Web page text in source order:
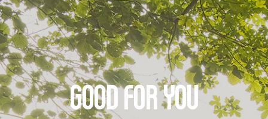
GOOD FOR YOU